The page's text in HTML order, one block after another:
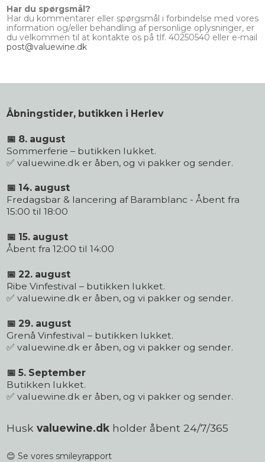
Har du spørgsmål?
Har du kommentarer eller spørgsmål i forbindelse med vores
information og/eller behandling af personlige oplysninger, er
du velkommen til at kontakte os på tlf. 40250540 eller e-mail
post@valuewine.dk
Åbningstider, butikken i Herlev
📅 8. august
Sommerferie – butikken lukket.
✅ valuewine.dk er åben, og vi pakker og sender.
📅 14. august
Fredagsbar & lancering af Baramblanc - Åbent fra
15:00 til 18:00
📅 15. august
Åbent fra 12:00 til 14:00
📅 22. august
Ribe Vinfestival – butikken lukket.
✅ valuewine.dk er åben, og vi pakker og sender.
📅 29. august
Grenå Vinfestival – butikken lukket.
✅ valuewine.dk er åben, og vi pakker og sender.
📅 5. September
Butikken lukket.
✅ valuewine.dk er åben, og vi pakker og sender.
Husk valuewine.dk holder åbent 24/7/365
😊 Se vores smileyrapport